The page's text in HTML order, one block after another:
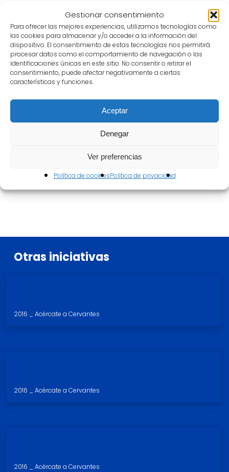
Gestionar consentimiento
Para ofrecer las mejores experiencias, utilizamos tecnologías como
las cookies para almacenar y/o acceder a la información del
dispositivo. El consentimiento de estas tecnologías nos permitirá
procesar datos como el comportamiento de navegación o las
identificaciones únicas en este sitio. No consentir o retirar el
consentimiento, puede afectar negativamente a ciertas
características y funciones.
Aceptar
Denegar
Ver preferencias
Política de cookiesPolítica de privacidad
colaboración de
Otras iniciativas
2016 _ Acércate a Cervantes
2016 _ Acércate a Cervantes
2016 _ Acércate a Cervantes